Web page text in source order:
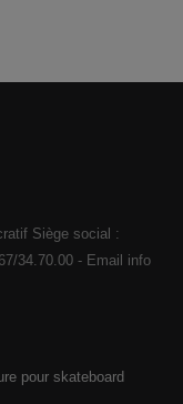
Siège social :
34.70.00 - Email info
pour skateboard